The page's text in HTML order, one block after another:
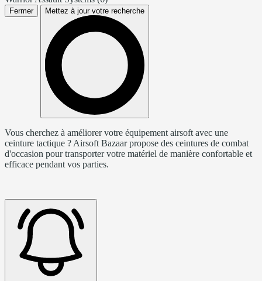
Fermer Mettez à jour votre recherche
Vous cherchez à améliorer votre équipement airsoft avec une
ceinture tactique ? Airsoft Bazaar propose des ceintures de combat
d'occasion pour transporter votre matériel de manière confortable et
efficace pendant vos parties.